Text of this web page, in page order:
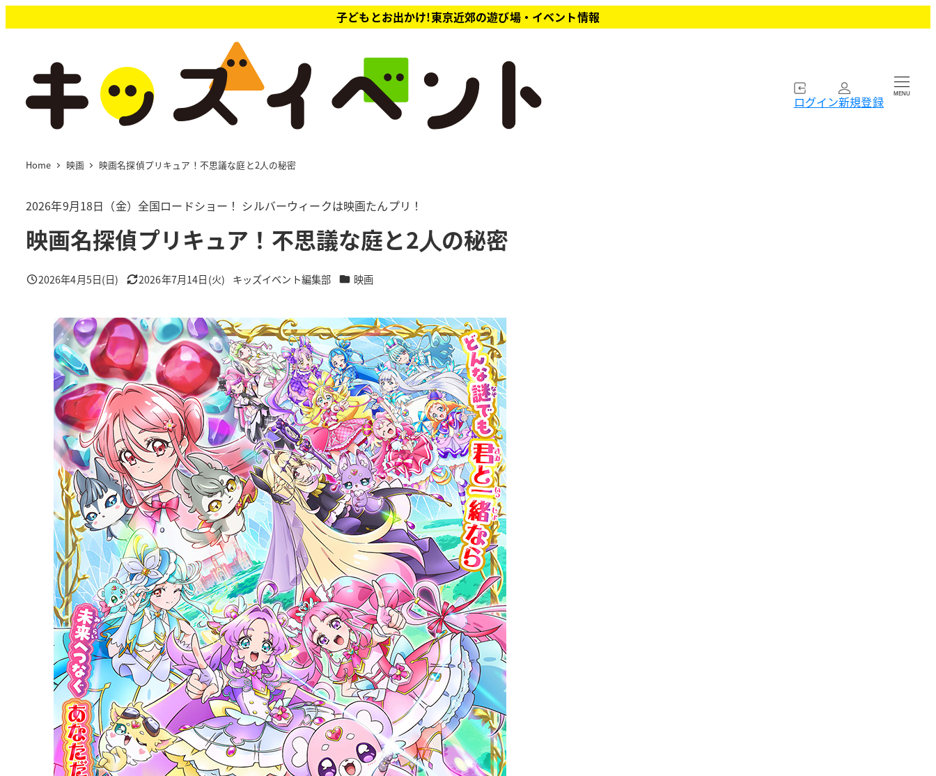
イ
子どもとお出かけ!東京近郊の遊び場・イベント情報
ログイン新規登録 MENU
Home 映画 映画名探偵プリキュア！不思議な庭と2⼈の秘密
2026年9月18日（金）全国ロードショー！ シルバーウィークは映画たんプリ！
映画名探偵プリキュア！不思議な庭と2⼈の秘密
投稿日
2026年4月5日(日) 更新日
2026年7月14日(火)
著
キッズイベント編集部 カテゴリー
映画